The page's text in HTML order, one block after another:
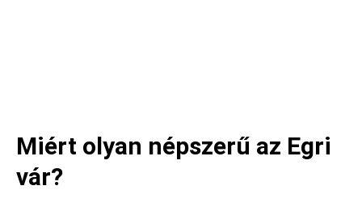
Miért olyan népszerű az Egri
vár?